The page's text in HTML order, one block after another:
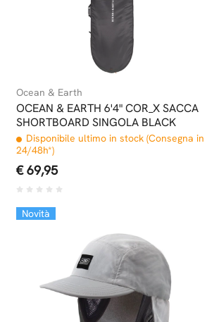
Ocean & Earth
OCEAN & EARTH 6'4" COR_X SACCA
SHORTBOARD SINGOLA BLACK
Disponibile ultimo in stock (Consegna in
24/48h*)
€ 69,95
Novità